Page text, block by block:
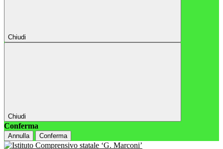
Chiudi
Chiudi
Conferma
Annulla Conferma